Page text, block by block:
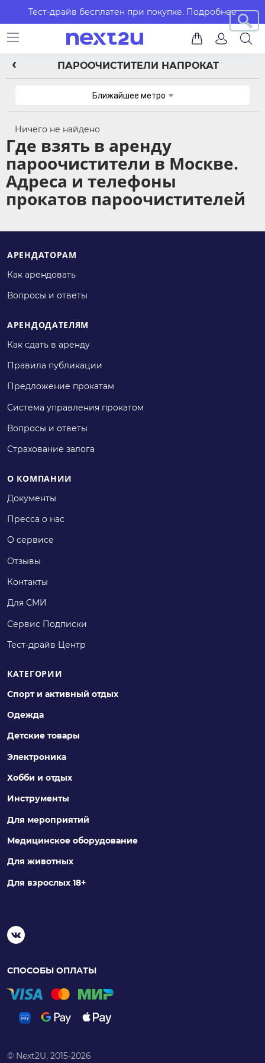
Тест-драйв бесплатен при покупке. Подробнее
ПАРООЧИСТИТЕЛИ НАПРОКАТ
Ближайшее метро
Ничего не найдено
Где взять в аренду
пароочистители в Москве.
Адреса и телефоны
прокатов пароочистителей
АРЕНДАТОРАМ
Как арендовать
Вопросы и ответы
АРЕНДОДАТЕЛЯМ
Как сдать в аренду
Правила публикации
Предложение прокатам
Система управления прокатом
Вопросы и ответы
Страхование залога
О КОМПАНИИ
Документы
Пресса о нас
О сервисе
Отзывы
Контакты
Для СМИ
Сервис Подписки
Тест-драйв Центр
КАТЕГОРИИ
Спорт и активный отдых
Одежда
Детские товары
Электроника
Хобби и отдых
Инструменты
Для мероприятий
Медицинское оборудование
Для животных
Для взрослых 18+
СПОСОБЫ ОПЛАТЫ
© Next2U, 2015-2026